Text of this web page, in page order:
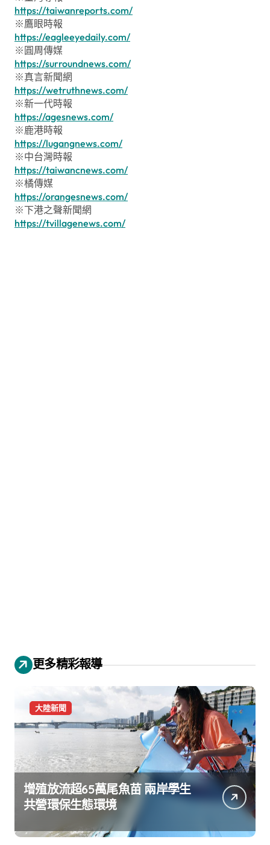
https://taiwanreports.com/
※鷹眼時報
https://eagleeyedaily.com/
※圓周傳媒
https://surroundnews.com/
※真言新聞網
https://wetruthnews.com/
※新一代時報
https://agesnews.com/
※鹿港時報
https://lugangnews.com/
※中台灣時報
https://taiwancnews.com/
※橘傳媒
https://orangesnews.com/
※下港之聲新聞網
https://tvillagenews.com/
更多精彩報導
大陸新聞
增殖放流超65萬尾魚苗 兩岸學生
共營環保生態環境